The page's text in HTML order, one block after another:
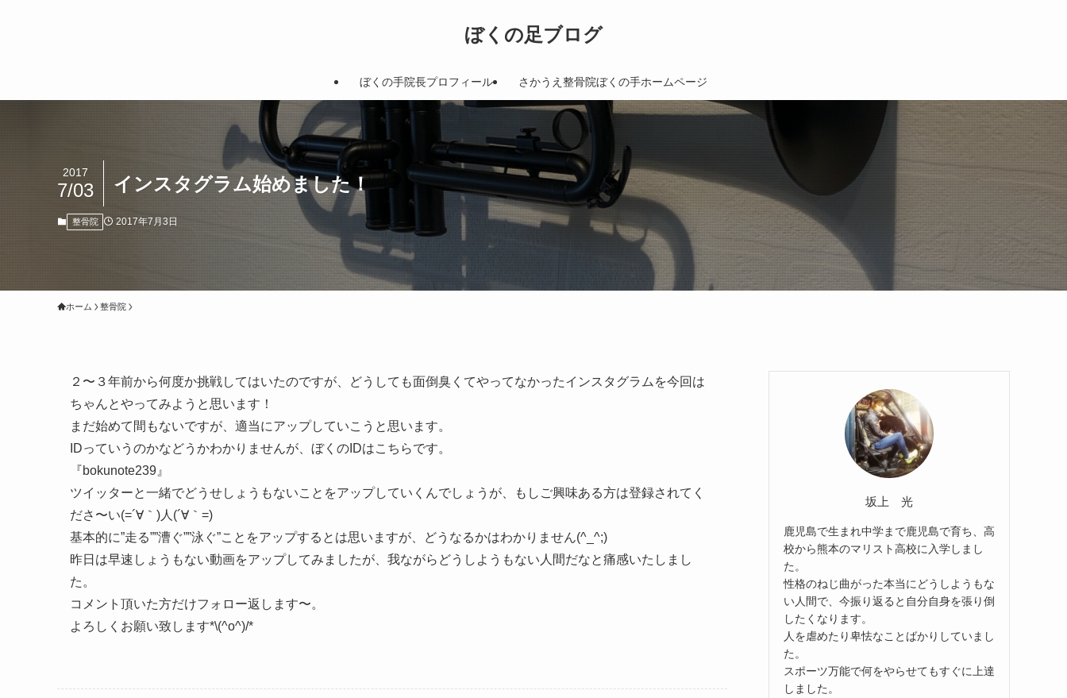
ぼくの足ブログ
ぼくの手院長プロフィール さかうえ整骨院ぼくの手ホームページ
インスタグラム始めました！
2017
7/03
整骨院 2017年7月3日
ホーム 整骨院
２〜３年前から何度か挑戦してはいたのですが、どうしても面倒臭くてやってなかったインスタグラムを今回は
ちゃんとやってみようと思います！
まだ始めて間もないですが、適当にアップしていこうと思います。
IDっていうのかなどうかわかりませんが、ぼくのIDはこちらです。
『bokunote239』
ツイッターと一緒でどうせしょうもないことをアップしていくんでしょうが、もしご興味ある方は登録されてく
ださ〜い(=´∀｀)人(´∀｀=)
基本的に”走る””漕ぐ””泳ぐ”ことをアップするとは思いますが、どうなるかはわかりません(^_^;)
昨日は早速しょうもない動画をアップしてみましたが、我ながらどうしようもない人間だなと痛感いたしまし
た。
コメント頂いた方だけフォロー返します〜。
よろしくお願い致します*\(^o^)/*
坂上 光
鹿児島で生まれ中学まで鹿児島で育ち、高
校から熊本のマリスト高校に入学しまし
た。
性格のねじ曲がった本当にどうしようもな
い人間で、今振り返ると自分自身を張り倒
したくなります。
人を虐めたり卑怯なことばかりしていまし
た。
スポーツ万能で何をやらせてもすぐに上達
しました。